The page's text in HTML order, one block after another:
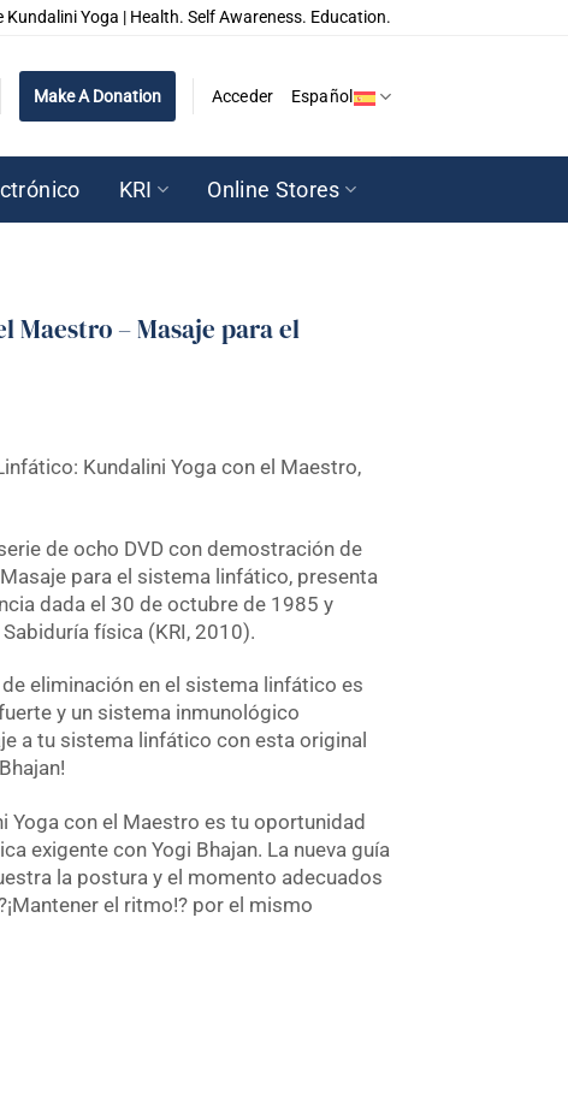
Kundalini Yoga | Health. Self Awareness. Education.
Make A Donation Acceder Español
KRI Online Stores
Maestro – Masaje para el
Kundalini Yoga con el Maestro,
de ocho DVD con demostración de
para el sistema linfático, presenta
dada el 30 de octubre de 1985 y
física (KRI, 2010).
eliminación en el sistema linfático es
y un sistema inmunológico
a tu sistema linfático con esta original
Yoga con el Maestro es tu oportunidad
exigente con Yogi Bhajan. La nueva guía
la postura y el momento adecuados
el ritmo!? por el mismo
Masaje para el Sistema Linfático cantidad